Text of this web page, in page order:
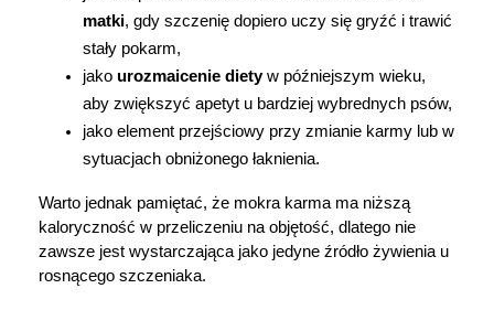
matki, gdy szczenię dopiero uczy się gryźć i trawić
stały pokarm,
jako urozmaicenie diety w późniejszym wieku,
aby zwiększyć apetyt u bardziej wybrednych psów,
jako element przejściowy przy zmianie karmy lub w
sytuacjach obniżonego łaknienia.
Warto jednak pamiętać, że mokra karma ma niższą
kaloryczność w przeliczeniu na objętość, dlatego nie
zawsze jest wystarczająca jako jedyne źródło żywienia u
rosnącego szczeniaka.